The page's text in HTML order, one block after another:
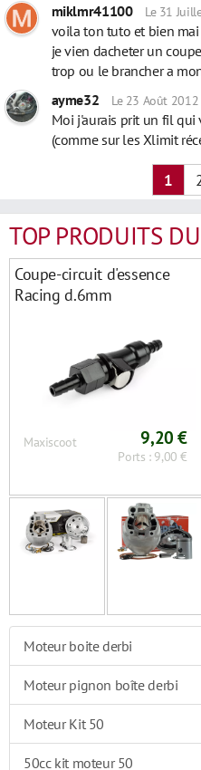
miklmr41100
Le 31
voila ton tuto et bien
je vien dacheter un
trop ou le brancher a
ayme32
Le 23 Août
Moi j'aurais prit un fil qui
(comme sur les Xlimit
1
TOP PRODUITS
Coupe-circuit d'essence
Racing d.6mm
Maxiscoot 9,20 €
Ports : 9,00 €
Moteur boite derbi
Moteur pignon boîte derbi
Moteur Kit 50
50cc kit moteur 50